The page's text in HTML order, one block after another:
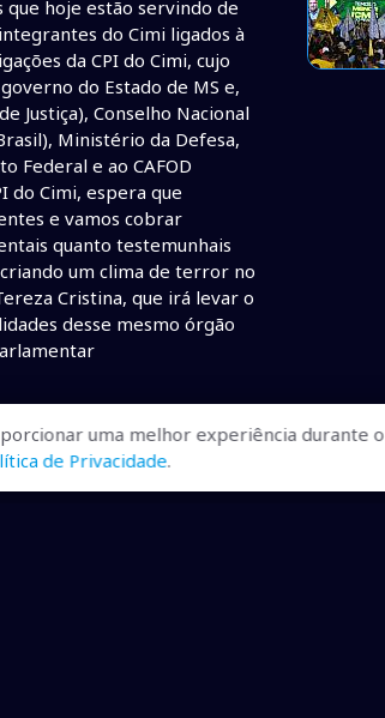
hoje estão servindo de
do Cimi ligados à
da CPI do Cimi, cujo
do Estado de MS e,
Justiça), Conselho Nacional
Ministério da Defesa,
Federal e ao CAFOD
do Cimi, espera que
e vamos cobrar
quanto testemunhais
um clima de terror no
Cristina, que irá levar o
desse mesmo órgão
uma melhor experiência durante o
de Privacidade.